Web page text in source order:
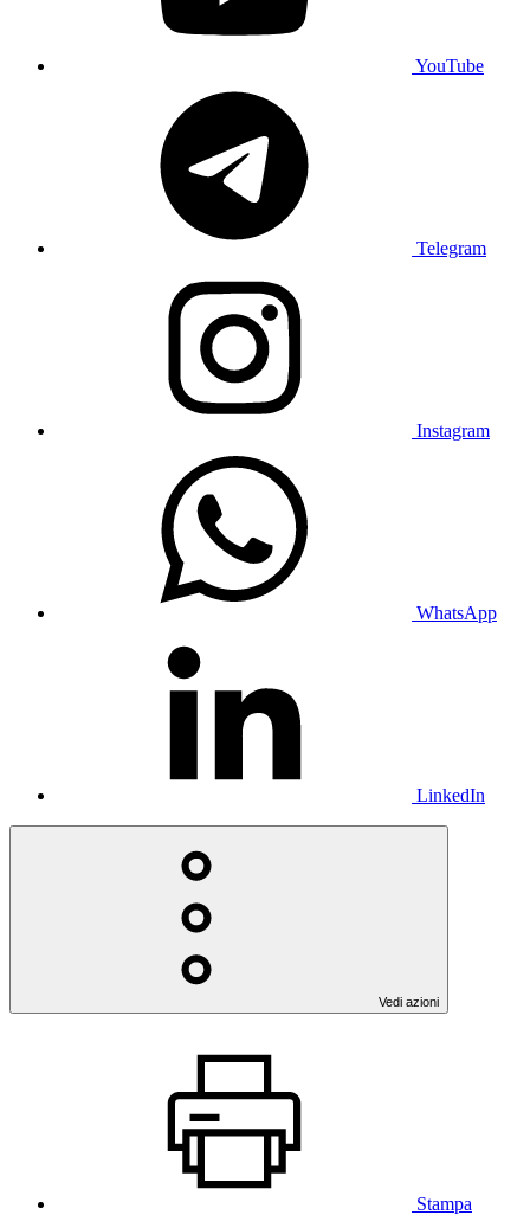
YouTube
Telegram
Instagram
WhatsApp
LinkedIn
Vedi azioni
Stampa